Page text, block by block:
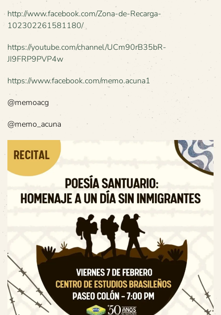
http://www.facebook.com/Zona-de-Recarga-
102302261581180/
https://youtube.com/channel/UCm90rB35bR-
JI9FRP9PVP4w
https://www.facebook.com/memo.acuna1
@memoacg
@memo_acuna